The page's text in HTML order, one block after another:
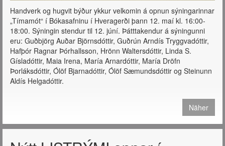
Handverk og hugvit býður ykkur velkomin á opnun sýningarinnar
„Tímamót“ í Bókasafninu í Hveragerði þann 12. maí kl. 16:00-
18:00. Sýningin stendur til 12. júní. Þátttakendur á sýningunni
eru: Guðbjörg Auðar Björnsdóttir, Guðrún Arndís Tryggvadóttir,
Hafþór Ragnar Þórhallsson, Hrönn Waltersdóttir, Linda S.
Gísladóttir, Maia Irena, María Arnardóttir, María Dröfn
Þorláksdóttir, Ólöf Bjarnadóttir, Ólöf Sæmundsdóttir og Steinunn
Aldís Helgadóttir.
Näher